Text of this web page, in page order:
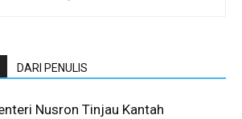
DARI PENULIS
Nusron Tinjau Kantah